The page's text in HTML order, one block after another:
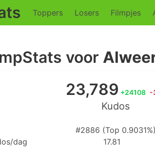
Toppers Losers Filmpjes
voor
23,789 +24108 -
Kudos
#2886 (Top 0.9031%)
dag
17.81